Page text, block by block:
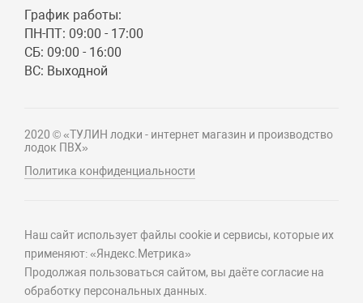
График работы:
ПН-ПТ: 09:00 - 17:00
СБ: 09:00 - 16:00
ВС: Выходной
2020 © «ТУЛИН лодки - интернет магазин и производство
лодок ПВХ»
Политика конфиденциальности
Наш сайт использует файлы cookie и сервисы, которые их
применяют: «Яндекс.Метрика»
Продолжая пользоваться сайтом, вы даёте согласие на
обработку персональных данных.